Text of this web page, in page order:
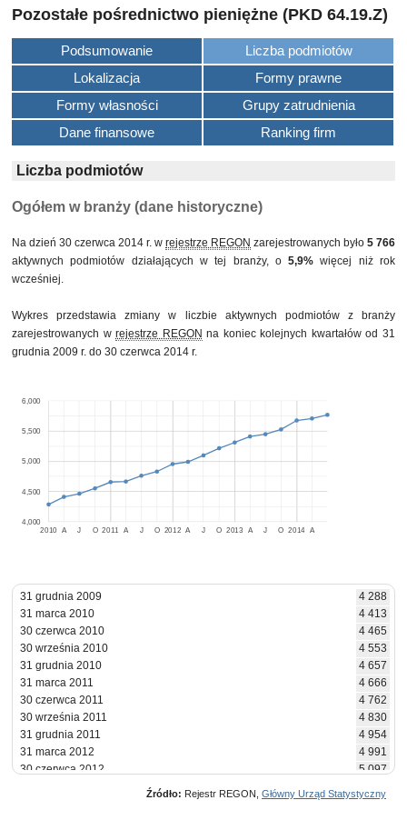
Pozostałe pośrednictwo pieniężne (PKD 64.19.Z)
Podsumowanie
Liczba podmiotów
Lokalizacja
Formy prawne
Formy własności
Grupy zatrudnienia
Dane finansowe
Ranking firm
Liczba podmiotów
Ogółem w branży (dane historyczne)
Na dzień 30 czerwca 2014 r. w rejestrze REGON zarejestrowanych było 5 766
aktywnych podmiotów działających w tej branży, o5,9% więcej niż rok
wcześniej.
Wykres przedstawia zmiany w liczbie aktywnych podmiotów z branży
zarejestrowanych wrejestrze REGON na koniec kolejnych kwartałów od 31
grudnia 2009 r. do 30 czerwca 2014 r.
2010 2011 2012 2013 2014
A J O A J O A J O A J O A
4,000
4,500
5,000
5,500
6,000
31 grudnia 2009
4 288
31 marca 2010
4 413
30 czerwca 2010
4 465
30 września 2010
4 553
31 grudnia 2010
4 657
31 marca 2011
4 666
30 czerwca 2011
4 762
30 września 2011
4 830
31 grudnia 2011
4 954
31 marca 2012
4 991
30 czerwca 2012
5 097
Źródło: Rejestr REGON, Główny Urząd Statystyczny